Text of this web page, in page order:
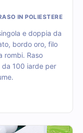
IN POLIESTERE
e doppia da
bordo oro, filo
rombi. Raso
da 100 iarde per